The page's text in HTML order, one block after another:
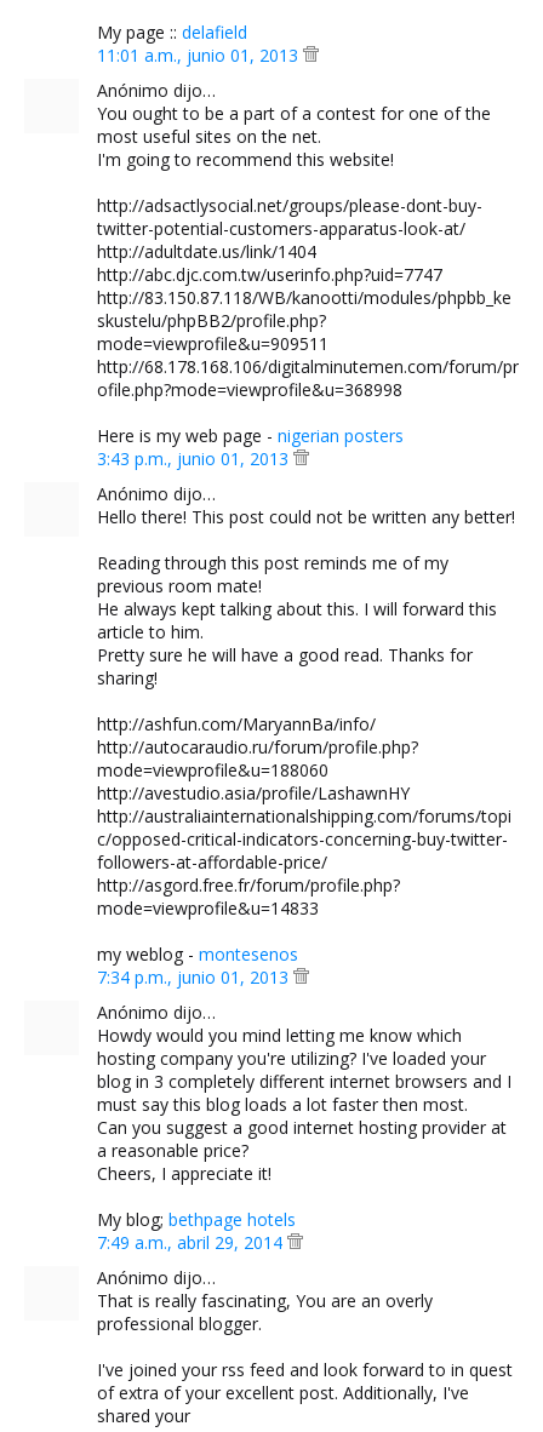
My page :: delafield
11:01 a.m., junio 01, 2013
Anónimo dijo…
You ought to be a part of a contest for one of the
most useful sites on the net.
I'm going to recommend this website!
http://adsactlysocial.net/groups/please-dont-buy-
twitter-potential-customers-apparatus-look-at/
http://adultdate.us/link/1404
http://abc.djc.com.tw/userinfo.php?uid=7747
http://83.150.87.118/WB/kanootti/modules/phpbb_ke
skustelu/phpBB2/profile.php?
mode=viewprofile&u=909511
http://68.178.168.106/digitalminutemen.com/forum/pr
ofile.php?mode=viewprofile&u=368998
Here is my web page - nigerian posters
3:43 p.m., junio 01, 2013
Anónimo dijo…
Hello there! This post could not be written any better!
Reading through this post reminds me of my
previous room mate!
He always kept talking about this. I will forward this
article to him.
Pretty sure he will have a good read. Thanks for
sharing!
http://ashfun.com/MaryannBa/info/
http://autocaraudio.ru/forum/profile.php?
mode=viewprofile&u=188060
http://avestudio.asia/profile/LashawnHY
http://australiainternationalshipping.com/forums/topi
c/opposed-critical-indicators-concerning-buy-twitter-
followers-at-affordable-price/
http://asgord.free.fr/forum/profile.php?
mode=viewprofile&u=14833
my weblog - montesenos
7:34 p.m., junio 01, 2013
Anónimo dijo…
Howdy would you mind letting me know which
hosting company you're utilizing? I've loaded your
blog in 3 completely different internet browsers and I
must say this blog loads a lot faster then most.
Can you suggest a good internet hosting provider at
a reasonable price?
Cheers, I appreciate it!
My blog; bethpage hotels
7:49 a.m., abril 29, 2014
Anónimo dijo…
That is really fascinating, You are an overly
professional blogger.
I've joined your rss feed and look forward to in quest
of extra of your excellent post. Additionally, I've
shared your